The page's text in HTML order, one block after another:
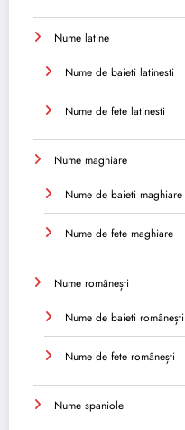
Nume latine
Nume de baieti latinesti
Nume de fete latinesti
Nume maghiare
Nume de baieti maghiare
Nume de fete maghiare
Nume românești
Nume de baieti românești
Nume de fete românești
Nume spaniole